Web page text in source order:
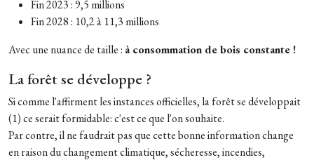
Fin 2023 : 9,5 millions
Fin 2028 : 10,2 à 11,3 millions
Avec une nuance de taille : à consommation de bois constante !
La forêt se développe ?
Si comme l'affirment les instances officielles, la forêt se développait
(1) ce serait formidable: c'est ce que l'on souhaite.
Par contre, il ne faudrait pas que cette bonne information change
en raison du changement climatique, sécheresse, incendies,